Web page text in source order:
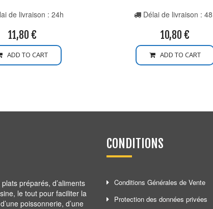
de livraison : 24h
11,80 €
ADD TO CART
Délai de livraison :
10,80€
ADD TO CART
préparés, d’aliments
le tout pour faciliter la
poissonnerie, d’une
CONDITIONS
Conditions Générales de Vente
Protection des données privées